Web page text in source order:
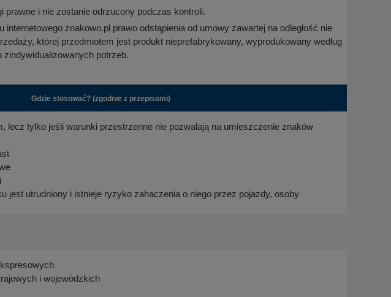
prawne i nie zostanie odrzucony podczas kontroli.
znakowo.pl prawo odstąpienia od umowy zawartej na odległość nie
której przedmiotem jest produkt nieprefabrykowany, wyprodukowany według
zindywidualizowanych potrzeb.
Gdzie stosować? (zgodnie z przepisami)
lecz tylko jeśli warunki przestrzenne nie pozwalają na umieszczenie znaków
jest utrudniony i istnieje ryzyko zahaczenia o niego przez pojazdy, osoby
i wojewódzkich